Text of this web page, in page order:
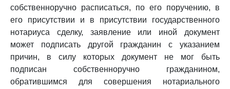
собственноручно расписаться, по его поручению, в
его присутствии и в присутствии государственного
нотариуса сделку, заявление или иной документ
может подписать другой гражданин с указанием
причин, в силу которых документ не мог быть
подписан собственноручно гражданином,
обратившимся для совершения нотариального